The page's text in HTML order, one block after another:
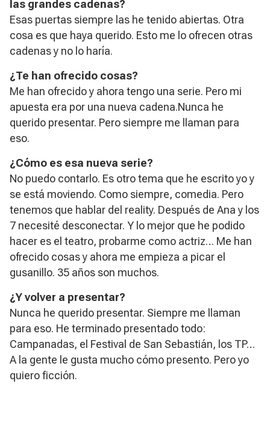
las grandes cadenas?
Esas puertas siempre las he tenido abiertas. Otra
cosa es que haya querido. Esto me lo ofrecen otras
cadenas y no lo haría.
¿Te han ofrecido cosas?
Me han ofrecido y ahora tengo una serie. Pero mi
apuesta era por una nueva cadena.Nunca he
querido presentar. Pero siempre me llaman para
eso.
¿Cómo es esa nueva serie?
No puedo contarlo. Es otro tema que he escrito yo y
se está moviendo. Como siempre, comedia. Pero
tenemos que hablar del reality. Después de Ana y los
7 necesité desconectar. Y lo mejor que he podido
hacer es el teatro, probarme como actriz… Me han
ofrecido cosas y ahora me empieza a picar el
gusanillo. 35 años son muchos.
¿Y volver a presentar?
Nunca he querido presentar. Siempre me llaman
para eso. He terminado presentado todo:
Campanadas, el Festival de San Sebastián, los TP…
A la gente le gusta mucho cómo presento. Pero yo
quiero ficción.